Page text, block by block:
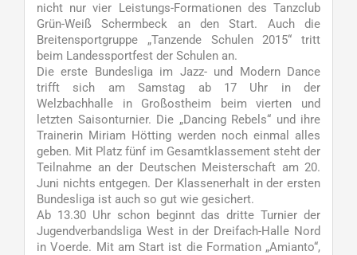
nicht nur vier Leistungs-Formationen des Tanzclub
Grün-Weiß Schermbeck an den Start. Auch die
Breitensportgruppe „Tanzende Schulen 2015“ tritt
beim Landessportfest der Schulen an.
Die erste Bundesliga im Jazz- und Modern Dance
trifft sich am Samstag ab 17 Uhr in der
Welzbachhalle in Großostheim beim vierten und
letzten Saisonturnier. Die „Dancing Rebels“ und ihre
Trainerin Miriam Hötting werden noch einmal alles
geben. Mit Platz fünf im Gesamtklassement steht der
Teilnahme an der Deutschen Meisterschaft am 20.
Juni nichts entgegen. Der Klassenerhalt in der ersten
Bundesliga ist auch so gut wie gesichert.
Ab 13.30 Uhr schon beginnt das dritte Turnier der
Jugendverbandsliga West in der Dreifach-Halle Nord
in Voerde. Mit am Start ist die Formation „Amianto“,